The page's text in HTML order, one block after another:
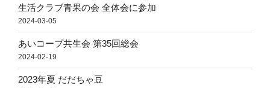
生活クラブ青果の会 全体会に参加
2024-03-05
あいコープ共生会 第35回総会
2024-02-19
2023年夏 だだちゃ豆